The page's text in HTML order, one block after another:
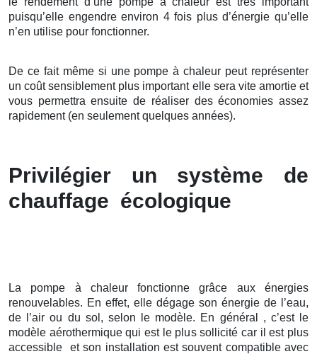
puisqu’elle engendre environ 4 fois plus d’énergie qu’elle
n’en utilise pour fonctionner.
De ce fait même si une pompe à chaleur peut représenter
un coût sensiblement plus important elle sera vite amortie et
vous permettra ensuite de réaliser des économies assez
rapidement (en seulement quelques années).
Privilégier un système de
chauffage écologique
La pompe à chaleur fonctionne grâce aux énergies
renouvelables. En effet, elle dégage son énergie de l’eau,
de l’air ou du sol, selon le modèle. En général , c’est le
modèle aérothermique qui est le plus sollicité car il est plus
accessible et son installation est souvent compatible avec